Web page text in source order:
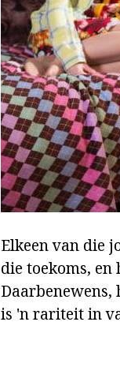
Elkeen van die
die toekoms,
is 'n rariteit in